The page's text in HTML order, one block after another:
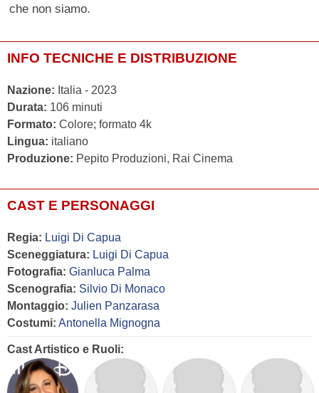
che non siamo.
INFO TECNICHE E DISTRIBUZIONE
Nazione: Italia - 2023
Durata: 106 minuti
Formato: Colore; formato 4k
Lingua: italiano
Produzione: Pepito Produzioni, Rai Cinema
CAST E PERSONAGGI
Regia: Luigi Di Capua
Sceneggiatura: Luigi Di Capua
Fotografia: Gianluca Palma
Scenografia: Silvio Di Monaco
Montaggio: Julien Panzarasa
Costumi: Antonella Mignogna
Cast Artistico e Ruoli: